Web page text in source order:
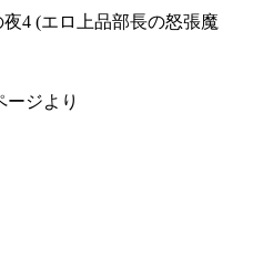
ージより